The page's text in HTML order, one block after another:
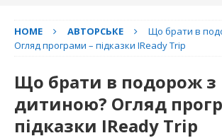
HOME АВТОРСЬКЕ
Що брати в
Огляд програми – підказки IReady Trip
Що брати в подорож з
дитиною? Огляд
підказки IReady Trip